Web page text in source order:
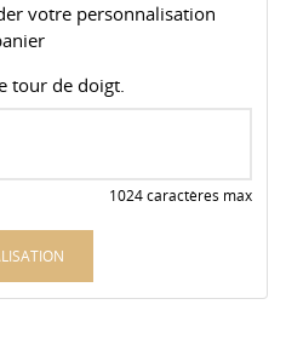
votre personnalisation
tour de doigt.
1024 caractères max